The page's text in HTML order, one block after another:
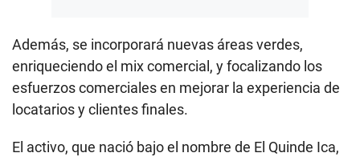
Además, se incorporará nuevas áreas verdes,
enriqueciendo el mix comercial, y focalizando los
esfuerzos comerciales en mejorar la experiencia de
locatarios y clientes finales.
El activo, que nació bajo el nombre de El Quinde Ica,